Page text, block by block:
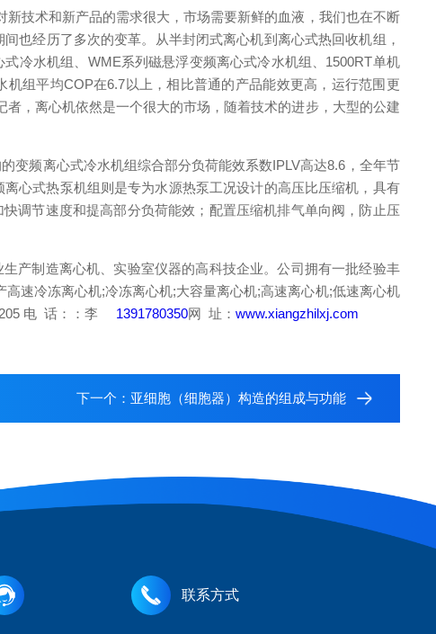
技术和新产品的需求很大，市场需要新鲜的血液，我们也在不断
也经历了多次的变革。从半封闭式离心机到离心式热回收机组，
冷水机组、WME系列磁悬浮变频离心式冷水机组、1500RT单机
组平均COP在6.7以上，相比普通的产品能效更高，运行范围更
，离心机依然是一个很大的市场，随着技术的进步，大型的公建
变频离心式冷水机组综合部分负荷能效系数IPLV高达8.6，全年节
心式热泵机组则是专为水源热泵工况设计的高压比压缩机，具有
调节速度和提高部分负荷能效；配置压缩机排气单向阀，防止压
产制造离心机、实验室仪器的高科技企业。公司拥有一批经验丰
速冷冻离心机;冷冻离心机;大容量离心机;高速离心机;低速离心机
电 话：：李 1391780350网 址：www.xiangzhilxj.com
下一个： 亚细胞（细胞器）构造的组成与功能
联系方式